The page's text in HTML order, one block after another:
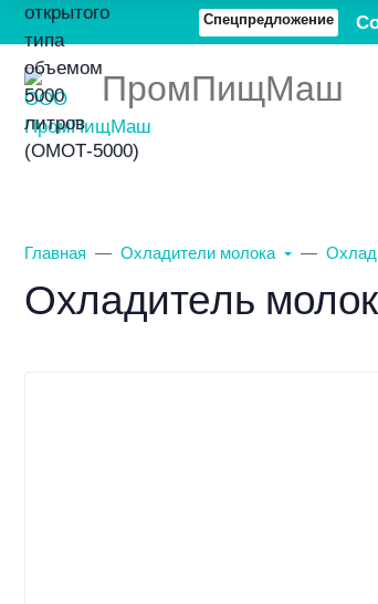
Спецпредложение
ПромПищМаш
Каталог товаров
Главная Охладители молока
Охладитель